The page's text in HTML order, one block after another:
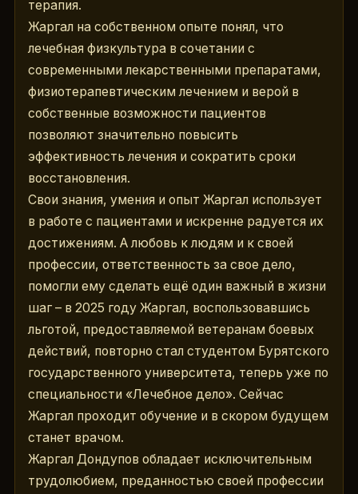
терапия.
Жаргал на собственном опыте понял, что
лечебная физкультура в сочетании с
современными лекарственными препаратами,
физиотерапевтическим лечением и верой в
собственные возможности пациентов
позволяют значительно повысить
эффективность лечения и сократить сроки
восстановления.
Свои знания, умения и опыт Жаргал использует
в работе с пациентами и искренне радуется их
достижениям. А любовь к людям и к своей
профессии, ответственность за свое дело,
помогли ему сделать ещё один важный в жизни
шаг – в 2025 году Жаргал, воспользовавшись
льготой, предоставляемой ветеранам боевых
действий, повторно стал студентом Бурятского
государственного университета, теперь уже по
специальности «Лечебное дело». Сейчас
Жаргал проходит обучение и в скором будущем
станет врачом.
Жаргал Дондупов обладает исключительным
трудолюбием, преданностью своей профессии